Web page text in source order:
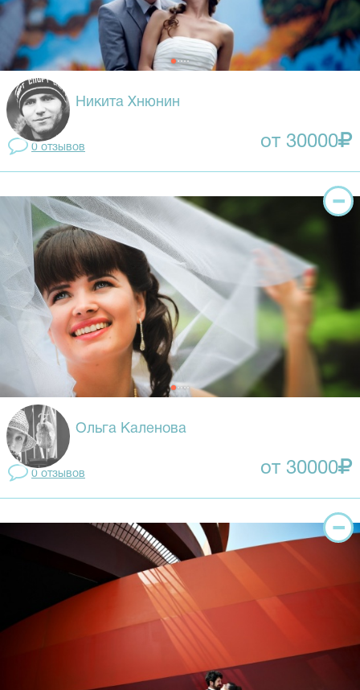
Никита Хнюнин
0 отзывов от 30000
Ольга Каленова
0 отзывов от 30000